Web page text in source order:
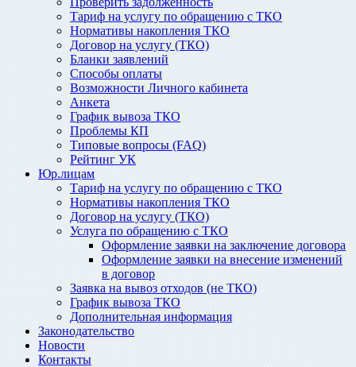
Тариф на услугу по обращению с ТКО
Нормативы накопления ТКО
Договор на услугу (ТКО)
Бланки заявлений
Способы оплаты
Возможности Личного кабинета
Анкета
График вывоза ТКО
Проблемы КП
Типовые вопросы (FAQ)
Рейтинг УК
Юр.лицам
Тариф на услугу по обращению с ТКО
Нормативы накопления ТКО
Договор на услугу (ТКО)
Услуга по обращению с ТКО
Оформление заявки на заключение договора
Оформление заявки на внесение изменений
в договор
Заявка на вывоз отходов (не ТКО)
График вывоза ТКО
Дополнительная информация
Законодательство
Новости
Контакты